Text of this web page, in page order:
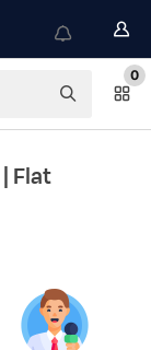
0
| Flat